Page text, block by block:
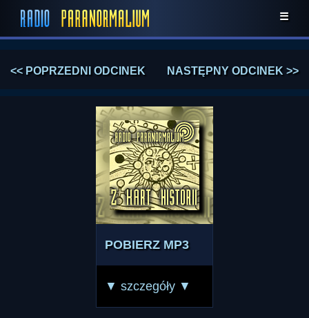
☰
<< POPRZEDNI ODCINEK NASTĘPNY ODCINEK >>
POBIERZ MP3
▼ szczegóły ▼